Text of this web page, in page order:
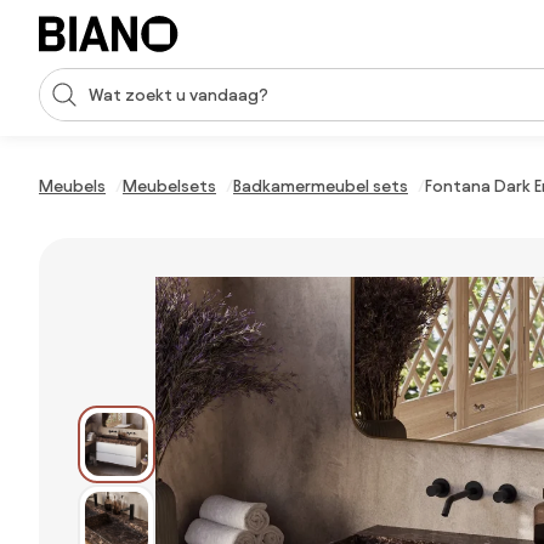
Navigatie overslaan, naar inhoud springen
Zoekopdracht invoeren
Meubels Meubelsets Badkamermeubel sets Fontana Dark